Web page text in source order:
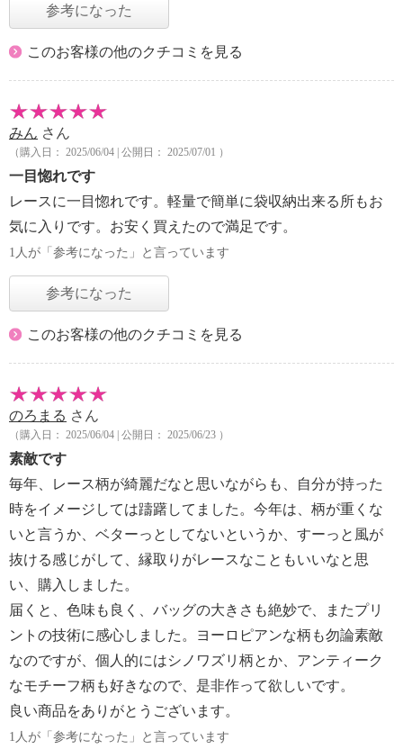
参考になった
このお客様の他のクチコミを見る
みん さん
（購入日： 2025/06/04 | 公開日： 2025/07/01 ）
一目惚れです
レースに一目惚れです。軽量で簡単に袋収納出来る所もお
気に入りです。お安く買えたので満足です。
1人が「参考になった」と言っています
参考になった
このお客様の他のクチコミを見る
のろまる さん
（購入日： 2025/06/04 | 公開日： 2025/06/23 ）
素敵です
毎年、レース柄が綺麗だなと思いながらも、自分が持った
時をイメージしては躊躇してました。今年は、柄が重くな
いと言うか、ベターっとしてないというか、すーっと風が
抜ける感じがして、縁取りがレースなこともいいなと思
い、購入しました。
届くと、色味も良く、バッグの大きさも絶妙で、またプリ
ントの技術に感心しました。ヨーロピアンな柄も勿論素敵
なのですが、個人的にはシノワズリ柄とか、アンティーク
なモチーフ柄も好きなので、是非作って欲しいです。
良い商品をありがとうございます。
1人が「参考になった」と言っています